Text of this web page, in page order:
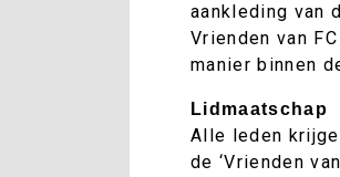
aankleding van
Vrienden van
manier binnen
Lidmaatschap
Alle leden
de ‘Vrienden